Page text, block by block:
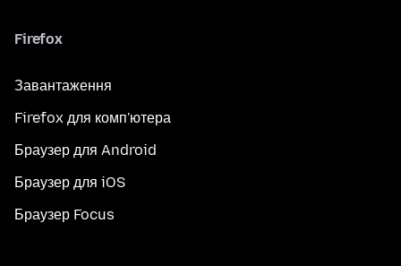
Firefox
Завантаження
Firefox для комп'ютера
Браузер для Android
Браузер для iOS
Браузер Focus